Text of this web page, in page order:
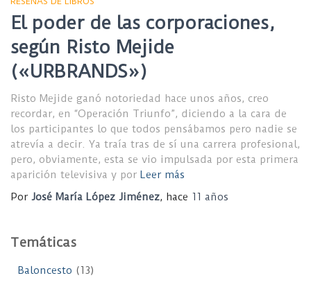
El poder de las corporaciones,
según Risto Mejide
(«URBRANDS»)
Risto Mejide ganó notoriedad hace unos años, creo
recordar, en “Operación Triunfo”, diciendo a la cara de
los participantes lo que todos pensábamos pero nadie se
atrevía a decir. Ya traía tras de sí una carrera profesional,
pero, obviamente, esta se vio impulsada por esta primera
aparición televisiva y por Leer más
Por José María López Jiménez, hace 11 años
Temáticas
Baloncesto (13)